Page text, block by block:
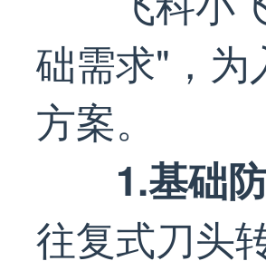
础需求"，为
方案。
1.基础
往复式刀头